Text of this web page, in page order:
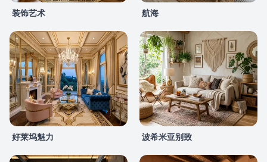
装饰艺术 航海
好莱坞魅力 波希米亚别致